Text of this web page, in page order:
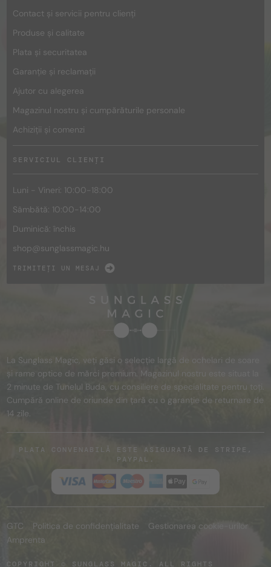
Contact și servicii pentru clienți
Produse și calitate
Plata și securitatea
Garanție și reclamații
Ajutor cu alegerea
Magazinul nostru și cumpărăturile personale
Achiziții și comenzi
SERVICIUL CLIENȚI
Luni - Vineri: 10:00-18:00
Sâmbătă: 10:00-14:00
Duminică: închis
shop@sunglassmagic.hu
TRIMITEȚI UN MESAJ
La Sunglass Magic, veți găsi o selecție largă de ochelari de soare
și rame optice de mărci premium. Magazinul nostru este situat la
2 minute de Tunelul Buda, cu consiliere de specialitate pentru toți.
Cumpără online de oriunde din țară cu o garanție de returnare de
14 zile.
PLATA CONVENABILĂ ESTE ASIGURATĂ DE STRIPE,
PAYPAL.
GTC Politica de confidențialitate
Gestionarea cookie-urilor
Amprenta
COPYRIGHT © SUNGLASS MAGIC. ALL RIGHTS